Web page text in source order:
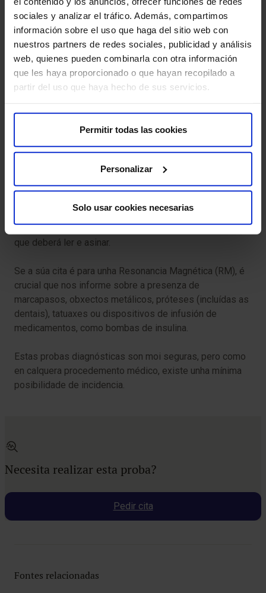
sociales y analizar el tráfico. Además, compartimos
información sobre el uso que haga del sitio web con
nuestros partners de redes sociales, publicidad y análisis
web, quienes pueden combinarla con otra información
que les haya proporcionado o que hayan recopilado a
partir del uso que haya hecho de sus servicios.
Permitir todas las cookies
Personalizar
Solo usar cookies necesarias
estar dentro do escáner.
Molestias musculares:se se realiza unha
electromiografía, podería experimentar molestias
temporais no sitio de inserción dos electrodos.
podería xerar fatiga debido á súa duración.
Para que a súa proba se desenvolva sen contratempos,
pedímoslle que chegue con antelación á hora indicada.
Así poderemos realizar a preparación administrativa e
clínica necesaria.
Antes da proba, entregarémoslle o Consentimento
Informado, un documento con información importante
que deberá ler e asinar.
Se a súa cita é para unha Resonancia Magnética (RM), é
crucial que nos informe sobre a presenza de
marcapasos, obxectos metálicos, próteses (incluídas as
dentais), tatuaxes ou dispositivos de infusión de
medicamentos, como bombas de insulina.
Estas probas diagnósticas son moi seguras, pero como
en calquera procedemento médico, existe unha mínima
posibilidade de incidencia.
Necesita realizar esta proba?
Pedir cita
Fontes relacionadas